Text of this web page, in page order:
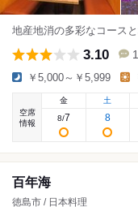
地産地消の多彩なコース
3.10
￥5,000～￥5,999
空席
情報
金
8/7
土
8
百年海
徳島市 / 日本料理